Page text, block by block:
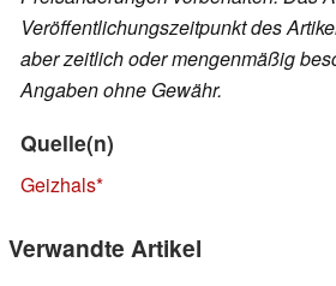
Veröffentlichungszeitpunkt des
aber zeitlich oder mengenmäßig
Angaben ohne Gewähr.
Quelle(n)
Geizhals
Verwandte Artikel